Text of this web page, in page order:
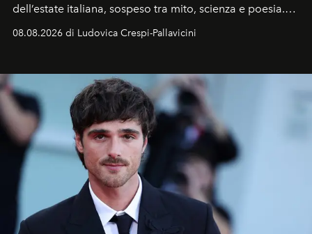
dell’estate italiana, sospeso tra mito, scienza e poesia.
Sarà il momento in cui gli occhi si alzano verso la volta
celeste per seguire il passaggio delle
all’universo i desideri più segreti
08.08.2026 di Ludovica Crespi-Pallavicini